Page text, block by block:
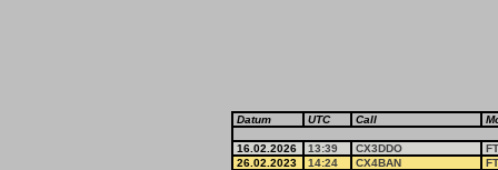
Datum UTC Call
16.02.2026 13:39 CX3DDO
26.02.2023
14:24 CX4BAN